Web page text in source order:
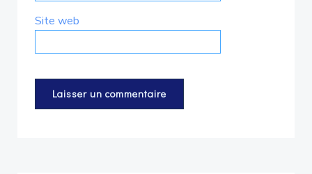
Site web